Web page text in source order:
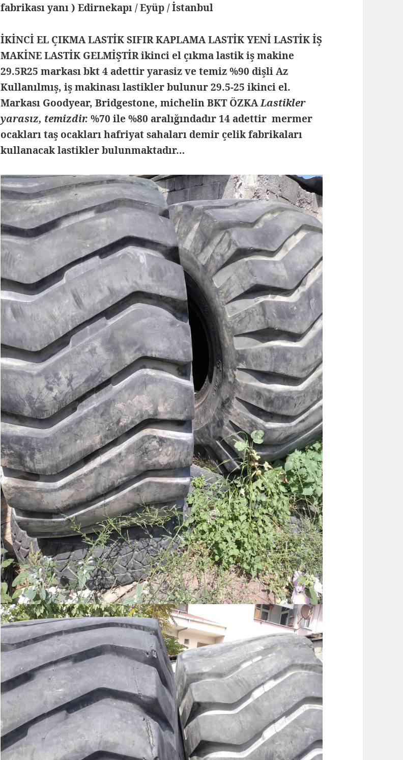
fabrikası yanı ) Edirnekapı / Eyüp / İstanbul
İKİNCİ EL ÇIKMA LASTİK SIFIR KAPLAMA LASTİK YENİ LASTİK İŞ
MAKİNE LASTİK GELMİŞTİR ikinci el çıkma lastik iş makine
29.5R25 markası bkt 4 adettir yarasiz ve temiz %90 dişli Az
Kullanılmış, iş makinası lastikler bulunur 29.5-25 ikinci el.
Markası Goodyear, Bridgestone, michelin BKT ÖZKALastikler
yarasız, temizdir. %70 ile %80 aralığındadır 14 adettir mermer
ocakları taş ocakları hafriyat sahaları demir çelik fabrikaları
kullanacak lastikler bulunmaktadır…